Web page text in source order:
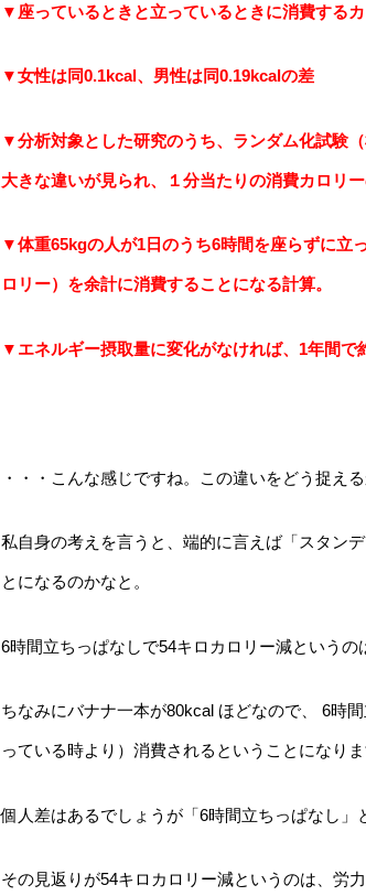
▼座っているときと立っているときに消費する
▼女性は同0.1kcal、男性は同0.19kcalの差
▼分析対象とした研究のうち、ランダム化試験
大きな違いが見られ、１分当たりの消費カロリ
▼体重65kgの人が1日のうち6時間を座らずに立
ロリー）を余計に消費することになる計算。
▼エネルギー摂取量に変化がなければ、1年間
・・・こんな感じですね。この違いをどう捉え
私自身の考えを言うと、端的に言えば「スタン
とになるのかなと。
6時間立ちっぱなしで54キロカロリー減というの
ちなみにバナナ一本が80kcal ほどなので、 6時
っている時より）消費されるということになり
個人差はあるでしょうが「6時間立ちっぱなし」
その見返りが54キロカロリー減というのは、労